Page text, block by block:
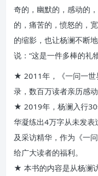
奇的，幽默的，感动的
的，痛苦的，愤怒的，
的缩影，也让杨澜不断
说：“这是一件多棒的礼
★ 2011年，《一问一世
录，数百万读者亲历感动
★ 2019年，杨澜入行30
华凝练出4万字从未发
及采访精华，作为《一
给广大读者的福利。
★ 本书的内容是从杨澜